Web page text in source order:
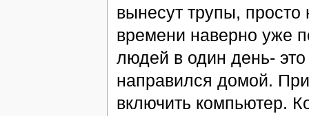
вынесут трупы, просто
времени наверно уже
людей в один день-
направился домой.
включить компьютер.